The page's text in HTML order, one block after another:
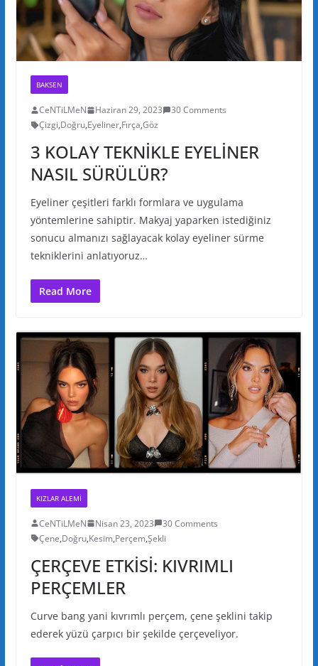
BAKSEN
CeNTiLMeN Haziran 29, 2023
30 Comments
Çizgi,Doğru,Eyeliner,Fırça,Göz
3 KOLAY TEKNİKLE EYELİNER
NASIL SÜRÜLÜR?
Eyeliner çeşitleri farklı formlara ve uygulama
yöntemlerine sahiptir. Makyaj yaparken istediğiniz
sonucu almanızı sağlayacak kolay eyeliner sürme
tekniklerini anlatıyoruz…
Read More
KIZLAR ALEMI
CeNTiLMeN Nisan 23, 2023
30 Comments
Çene,Doğru,Kesim,Perçem,Şekli
ÇERÇEVE ETKİSİ: KIVRIMLI
PERÇEMLER
Curve bang yani kıvrımlı perçem, çene şeklini takip
ederek yüzü çarpıcı bir şekilde çerçeveliyor.